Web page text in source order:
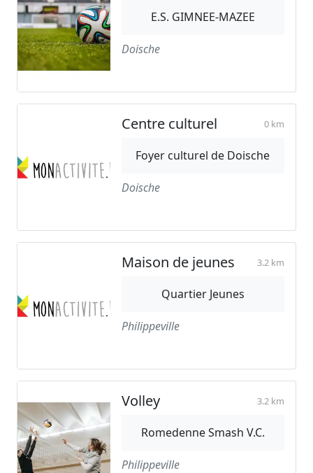
E.S. GIMNEE-MAZEE
Doische
Centre culturel 0 km
Foyer culturel de Doische
Doische
Maison de jeunes 3.2 km
Quartier Jeunes
Philippeville
Volley 3.2 km
Romedenne Smash V.C.
Philippeville